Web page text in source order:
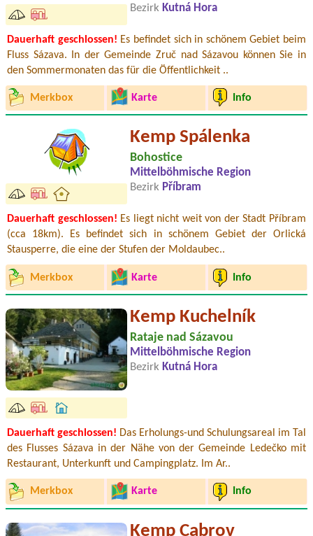
Bezirk Kutná Hora
Dauerhaft geschlossen! Es befindet sich in schönem Gebiet beim
Fluss Sázava. In der Gemeinde Zruč nad Sázavou können Sie in
den Sommermonaten das für die Öffentlichkeit ..
Merkbox Karte Info
Kemp Spálenka
Bohostice
Mittelböhmische Region
Bezirk Příbram
Dauerhaft geschlossen! Es liegt nicht weit von der Stadt Příbram
(cca 18km). Es befindet sich in schönem Gebiet der Orlická
Stausperre, die eine der Stufen der Moldaubec..
Merkbox Karte Info
Kemp Kuchelník
Rataje nad Sázavou
Mittelböhmische Region
Bezirk Kutná Hora
Dauerhaft geschlossen! Das Erholungs-und Schulungsareal im Tal
des Flusses Sázava in der Nähe von der Gemeinde Ledečko mit
Restaurant, Unterkunft und Campingplatz. Im Ar..
Merkbox Karte Info
Kemp Cabrov